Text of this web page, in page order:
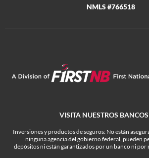
NMLS #766518
VISITA NUESTROS
Inversiones y productos de seguros: No están
ninguna agencia del gobierno federal, pueden
depósitos ni están garantizados por un banco ni por